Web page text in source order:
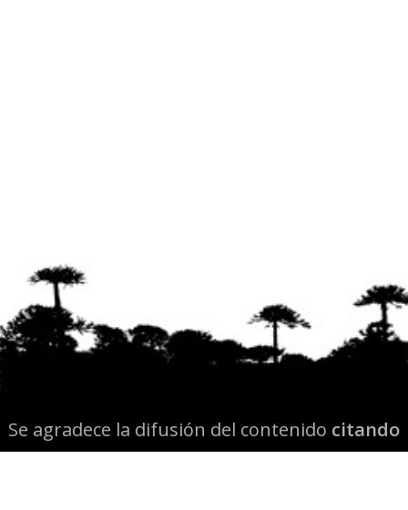
Se agradece la difusión del contenido citando
la fuente www.mapuexpress.org